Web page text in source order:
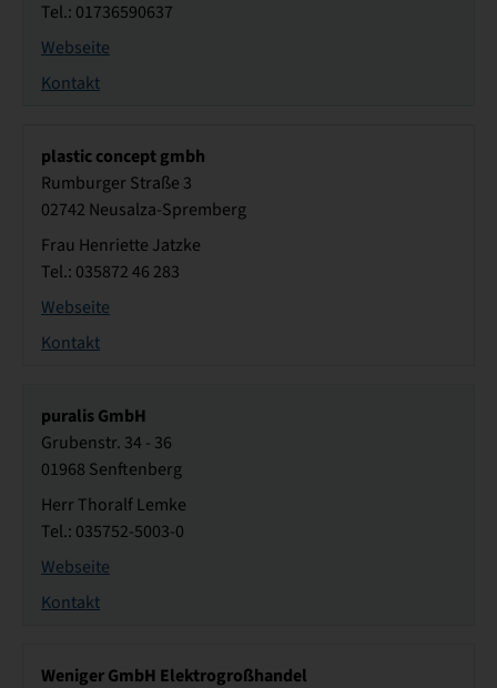
Tel.: 01736590637
Webseite
Kontakt
plastic concept gmbh
Rumburger Straße 3
02742 Neusalza-Spremberg
Frau Henriette Jatzke
Tel.: 035872 46 283
Webseite
Kontakt
puralis GmbH
Grubenstr. 34 - 36
01968 Senftenberg
Herr Thoralf Lemke
Tel.: 035752-5003-0
Webseite
Kontakt
Weniger GmbH Elektrogroßhandel